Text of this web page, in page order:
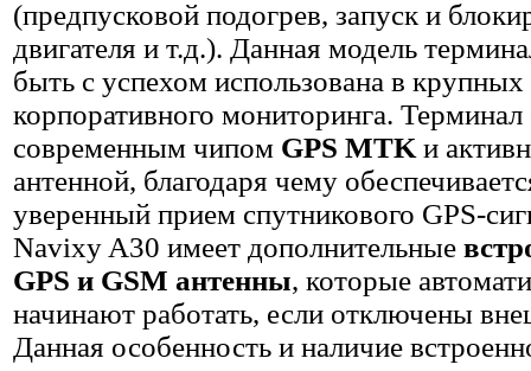
(предпусковой подогрев, запуск и
двигателя и т.д.). Данная модель
быть с успехом использована в крупных
корпоративного мониторинга.
современным чипом GPS MTK и
антенной, благодаря чему
уверенный прием спутникового GPS-
Navixy A30 имеет дополнительные
GPS и GSM антенны, которые
начинают работать, если отключены
Данная особенность и наличие